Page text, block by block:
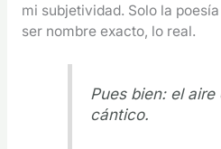
mi subjetividad. Solo la
ser nombre exacto, lo real.
Pues bien: el
cántico.